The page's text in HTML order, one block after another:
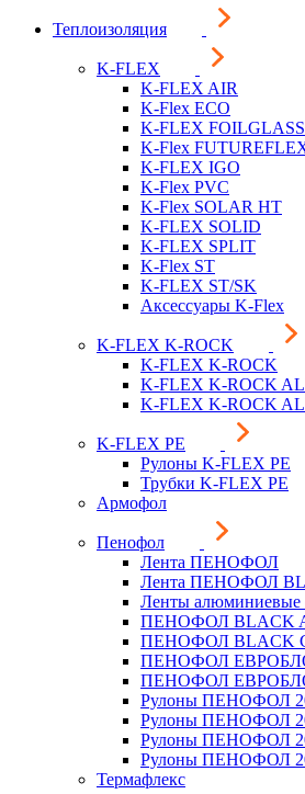
Теплоизоляция
K-FLEX
K-FLEX AIR
K-Flex ECO
K-FLEX FOILGLASS
K-Flex
K-FLEX IGO
K-Flex PVC
K-Flex SOLAR HT
K-FLEX SOLID
K-FLEX SPLIT
K-Flex ST
K-FLEX ST/SK
Аксессуары K-Flex
K-FLEX K-ROCK
K-FLEX K-ROCK
K-FLEX K-ROCK
K-FLEX K-ROCK
K-FLEX PE
Рулоны K-FLEX PE
Трубки K-FLEX PE
Армофол
Пенофол
Лента ПЕНОФОЛ
Лента ПЕНОФОЛ
Ленты алюминиевые
ПЕНОФОЛ BLACK
ПЕНОФОЛ BLACK
ПЕНОФОЛ
ПЕНОФОЛ
Рулоны ПЕНОФОЛ
Рулоны ПЕНОФОЛ
Рулоны ПЕНОФОЛ
Рулоны ПЕНОФОЛ
Термафлекс